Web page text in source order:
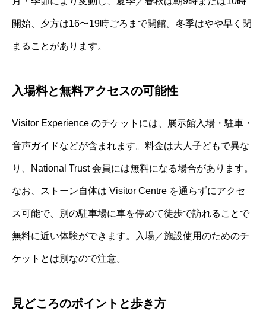
開始、夕方は16〜19時ごろまで開館。冬季はやや早く閉
まることがあります。
入場料と無料アクセスの可能性
Visitor Experience のチケットには、展示館入場・駐車・
音声ガイドなどが含まれます。料金は大人子どもで異な
り、National Trust 会員には無料になる場合があります。
なお、ストーン自体は Visitor Centre を通らずにアクセ
ス可能で、別の駐車場に車を停めて徒歩で訪れることで
無料に近い体験ができます。入場／施設使用のためのチ
ケットとは別なので注意。
見どころのポイントと歩き方